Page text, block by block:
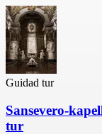
Guidad tur
Sansevero-
tur